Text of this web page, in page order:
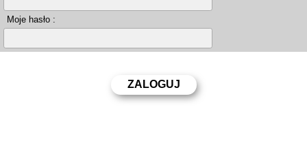
Moje hasło :